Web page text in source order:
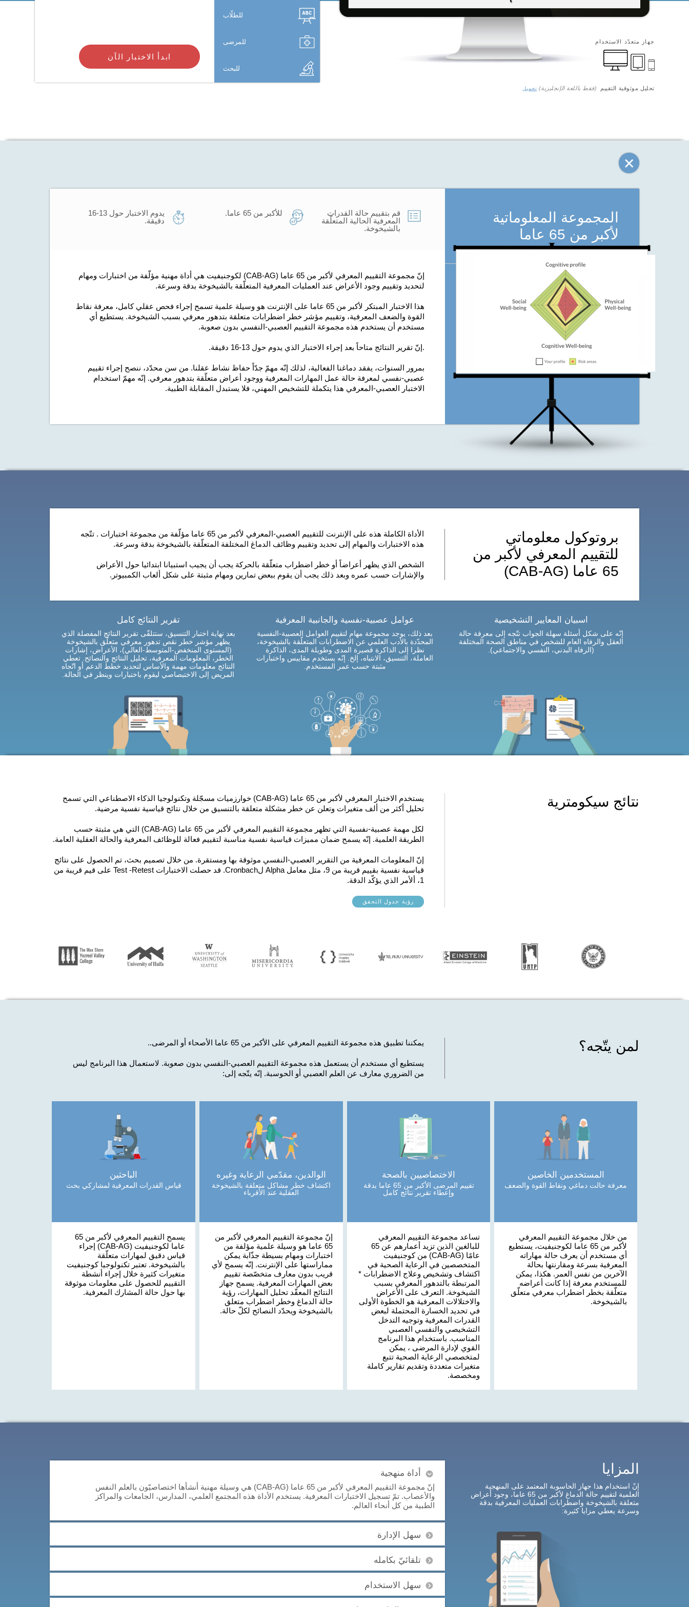
جهاز متعدّد الاستخدام
تحليل موثوقية التقييم (فقط باللغة الإنجليزية) تحميل
للطلّاب
للمرضى
للبحث
ابدأ الاختبار الآن
المجموعة المعلوماتية
لأكبر من 65 عاما
قم بتقييم حالة القدرات
المعرفية الحالية المتعلّقة
بالشيخوخة.
للأكبر من 65 عاما.
يدوم الاختبار حول 13-16
دقيقة.
إنّ مجموعة التقييم المعرفي لأكبر من 65 عاما (CAB-AG) لكوجنيفيت هي أداة مهنية مؤلّفة من اختبارات ومهام
لتحديد وتقييم وجود الأعراض عند العمليات المعرفية المتعلّقة بالشيخوخة بدقة وسرعة.
هذا الاختبار المبتكر لأكبر من 65 عاما على الإنترنت هو وسيلة علمية تسمح إجراء فحص عقلي كامل، معرفة نقاط
القوة والضعف المعرفية، وتقييم مؤشر خطر اضطرابات متعلقة بتدهور معرفي بسبب الشيخوخة. يستطيع أي
مستخدم أن يستخدم هذه مجموعة التقييم العصبي-النفسي بدون صعوبة.
.إنّ تقرير النتائج متاحاً بعد إجراء الاختبار الذي يدوم حول 13-16 دقيقة.
بمرور السنوات، يفقد دماغنا الفعالية، لذلك إنّه مهمّ جدّاً حفاظ نشاط عقلنا. من سن محدّد، ننصح إجراء تقييم
عصبي-نفسي لمعرفة حالة عمل المهارات المعرفية ووجود أعراض متعلّقة بتدهور معرفي. إنّه مهمّ استخدام
الاختبار العصبي-المعرفي هذا يتكملة للتشخيص المهني، فلا يستبدل المقابلة الطبية.
بروتوكول معلوماتي
للتقييم المعرفي لأكبر من
65 عاما (CAB-AG)
الأداة الكاملة هذه على الإنترنت للتقييم العصبي-المعرفي لأكبر من 65 عاما مؤلّفة من مجموعة اختبارات . تتّجه
هذه الاختبارات والمهام إلى تحديد وتقييم وظائف الدماغ المختلفة المتعلّقة بالشيخوخة بدقة وسرعة.
الشخص الذي يظهر أعراضاً أو خطر اضطراب متعلّقة بالحركة يجب أن يجيب استبيانا ابتدائيا حول الأعراض
والإشارات حسب عمره وبعد ذلك يجب أن يقوم ببعض تمارين ومهام مثبتة على شكل ألعاب الكمبيوتر.
اسبيان المعايير التشخيصية
إنّه على شكل أسئلة سهلة الجواب تتّجه إلى معرفة حالة
العقل والرفاه العام للشخص في مناطق الصحة المختلفة
(الرفاه البدني، النفسي والاجتماعي).
عوامل عصبية-نفسية والجانبية المعرفية
بعد ذلك، يوجد مجموعة مهام لتقييم العوامل العصبية-النفسية
المحدّدة بالأدب العلمي عن الاضطرابات المتعلّقة بالشيخوخة،
نظرا إلى الذاكرة قصيرة المدى وطويلة المدى، الذاكرة
العاملة، التنسيق، الانتباه، إلخ. إنّه يستخدم مقاييس واختبارات
مثبتة حسب عمر المستخدم.
تقرير النتائج كامل
بعد نهاية اختبار التنسيق، ستتلقّى تقرير النتائج المفصلة الذي
يظهر مؤشر خطر نقص تدهور معرفي متعلّق بالشيخوخة
(المستوى المنخفض-المتوسط-العالي)، الأعراض، إشارات
الخطر، المعلومات المعرفية، تحليل النتائج والنصائح. تعطي
النتائج معلومات مهمة والأساس لتحديد خطط الدعم أو اتّجاه
المريض إلى الاختبصاصي ليقوم باختبارات وينظر في الحالة.
نتائج سيكومترية
يستخدم الاختبار المعرفي لأكبر من 65 عاما (CAB-AG) خوارزميات مسجّلة وتكنولوجيا الذكاء الاصطناعي التي تسمح
تحليل أكثر من ألف متغيرات وتعلن عن خطر مشكلة متعلقة بالتنسيق من خلال نتائج قياسية نفسية مرضية.
لكل مهمة عصبية-نفسية التي تظهر
مجموعة التقييم المعرفي لأكبر من 65 عاما (CAB-AG) التي هي مثبتة حسب
الطريقة العلمية. إنّه يسمح ضمان مميزات قياسية نفسية مناسبة لتقييم فعالة للوظائف المعرفية والحالة العقلية العامة.
إنّ المعلومات المعرفية من التقرير العصبي-النفسي موثوقة بها ومستقرة. من خلال تصميم بحث، تم الحصول على نتائج
قياسية نفسية بقييم قريبة من 9، مثل معامل Alpha لCronbach. قد حصلت الاختبارات Test -Retest على قيم قريبة من
1، ألأمر الذي يؤكّد الدقة.
رؤية جدول التحقق
لمن يتّجه؟ يمكننا تطبيق هذه مجموعة التقييم المعرفي على الأكبر من 65 عاما الأصحاء أو المرضى. .
يستطيع أي مستخدم أن يستعمل هذه مجموعة التقييم العصبي-النفسي بدون صعوبة. لاستعمال هذا البرنامج ليس
من الضروري معارف عن العلم العصبي أو الحوسبة. إنّه يتّجه إلى:
المستخدمين الخاصين
معرفة حالت دماغي ونقاط القوة والضعف
من خلال مجموعة التقييم المعرفي
لأكبر من 65 عاما لكوجنيفيت، يستطيع
أي مستخدم أن يعرف حالة مهاراته
المعرفية بسرعة ومقارنتها بحالة
الآخرين من نفس العمر. هكذا، يمكن
للمستخدم معرفة إذا كانت أعراضه
متعلّقة بخطر اضطراب معرفي متعلّق
بالشيخوخة.
الاختصاصيين بالصحة
تقييم المرضى الأكبر من 65 عاما بدقة
وإعطاء تقرير نتائج كامل
تساعد مجموعة التقييم المعرفي
للبالغين الذين تزيد أعمارهم عن 65
عامًا (CAB-AG) من كوجنيفيت
المتخصصين في الرعاية الصحية في
اكتشاف وتشخيص وعلاج الاضطرابات *
المرتبطة بالتدهور المعرفي بسبب
الشيخوخة. التعرف على الأعراض
والاختلالات المعرفية هو الخطوة الأولى
في تحديد الخسارة المحتملة لبعض
القدرات المعرفية وتوجيه التدخل
التشخيصي والنفسي العصبي
المناسب. باستخدام هذا البرنامج
القوي لإدارة المرضى ، يمكن
لمتخصصي الرعاية الصحية تتبع
متغيرات متعددة وتقديم تقارير كاملة
ومخصصة.
الوالدين، مقدّمي الرعاية وغيره
اكتشاف خطر مشاكل متعلقة بالشيخوخة
العقلية عند الأقرباء
إنّ مجموعة التقييم المعرفي لأكبر من
65 عاما هو وسيلة علمية مؤلفة من
اختبارات ومهام بسيطة جذّابة يمكن
مماراستها على الإنترنت. إنّه يسمح لأي
قريب بدون معارف متخصّصة تقييم
بعض المهارات المعرفية. يسمح جهاز
النتائج المعقّد تحليل المهارات، رؤية
حالة الدماغ وخطر اضطراب متعلق
بالشيخوخة ويحدّد النصائح لكلّ حالة.
الباحثين
قياس القدرات المعرفية لمشاركي بحث
يسمح التقييم المعرفي لأكبر من 65
عاما لكوجنيفيت (CAB-AG) إجراء
قياس دقيق لمهارات متعلّقة
بالشيخوخة. تعتبر تكنولوجيا كوجنيفيت
متغيرات كثيرة خلال إجراء أنشطة
التقييم للحصول على معلومات موثوقة
بها حول حالة المشارك المعرفية.
المزايا
إنّ استخدام هذا جهاز الحاسوبة المعتمد على المنهجية
العلمية لتقييم حالة الدماغ لأكبر من 65 عاما، وجود أعراض
متعلقة بالشيخوخة واضطرابات العمليات المعرفية بدقة
وسرعة يعطي مزايا كثيرة:
أداة منهجية
إنّ مجموعة التقييم المعرفي لأكبر من 65 عاما (CAB-AG) هي وسيلة مهنية أنشأها اختصاصيّون بالعلم النفس
والأعصاب. تمّ تسجيل الاختبارات المعرفية. يستخدم الأداة هذه المجتمع العلمي، المدارس، الجامعات والمراكز
الطبية من كل أنحاء العالم.
سهل الإدارة
تلقائيّ بكامله
سهل الاستخدام